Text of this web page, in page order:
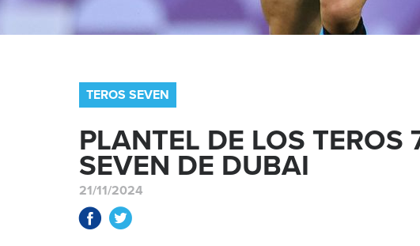
TEROS SEVEN
PLANTEL DE LOS TEROS
SEVEN DE DUBAI
21/11/2024